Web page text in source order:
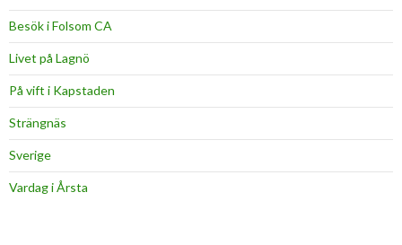
Besök i Folsom CA
Livet på Lagnö
På vift i Kapstaden
Strängnäs
Sverige
Vardag i Årsta